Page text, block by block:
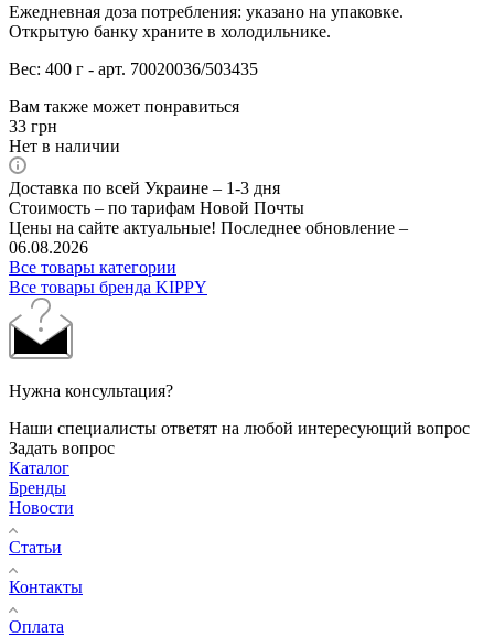
Ежедневная доза потребления: указано на упаковке.
Открытую банку храните в холодильнике.
Вес: 400 г - арт. 70020036/503435
Вам также может понравиться
33 грн
Нет в наличии
Доставка по всей Украине – 1-3 дня
Стоимость – по тарифам Новой Почты
Цены на сайте актуальные! Последнее обновление –
06.08.2026
Все товары категории
Все товары бренда KIPPY
Нужна консультация?
Наши специалисты ответят на любой интересующий вопрос
Задать вопрос
Каталог
Бренды
Новости
Статьи
Контакты
Оплата